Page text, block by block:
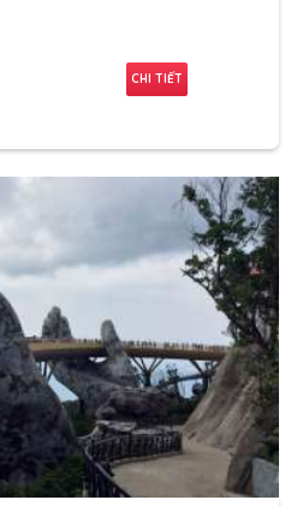
CHI TIẾT